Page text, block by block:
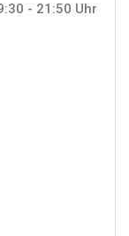
- 21:50 Uhr